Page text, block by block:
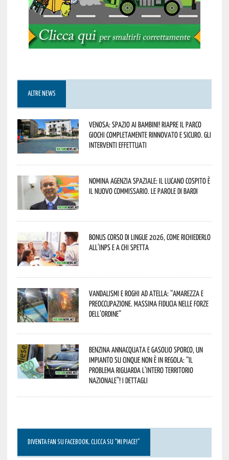
ALTRE NEWS
Venosa: spazio ai bambini! Riapre il Parco
Giochi completamente rinnovato e sicuro. Gli
interventi effettuati
Nomina Agenzia Spaziale: il lucano Cospito è
il nuovo commissario. Le parole di Bardi
Bonus corso di lingue 2026, come richiederlo
all’INPS e a chi spetta
Vandalismi e roghi ad Atella: “Amarezza e
preoccupazione. Massima fiducia nelle Forze
dell’Ordine”
Benzina annacquata e gasolio sporco, un
impianto su cinque non è in regola: “il
problema riguarda l’intero territorio
Nazionale”! I dettagli
DIVENTA FAN SU FACEBOOK, CLICCA SU “MI PIACE!”